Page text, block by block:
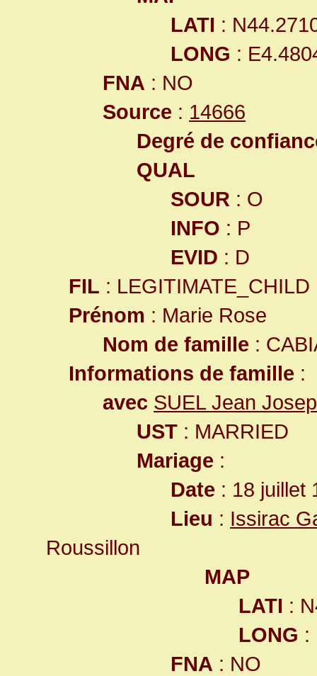
LATI :
LONG :
FNA : NO
Source : 14666
Degré de
QUAL
SOUR : O
INFO : P
EVID : D
FIL : LEGITIMATE_CHILD
Prénom : Marie Rose
Nom de famille :
Informations de famille :
avec SUEL Jean
UST : MARRIED
Mariage :
Date : 18 juillet
Lieu : Issirac
Roussillon
MAP
LATI :
LONG :
FNA : NO